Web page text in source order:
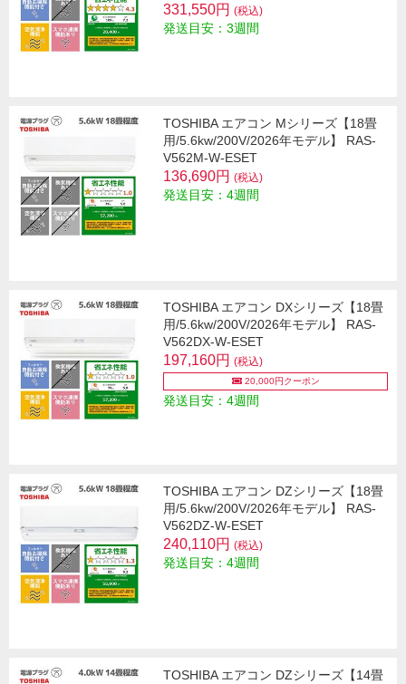
331,550円 (税込)
発送目安：3週間
TOSHIBA エアコン Mシリーズ【18畳
用/5.6kw/200V/2026年モデル】 RAS-
V562M-W-ESET
136,690円 (税込)
発送目安：4週間
TOSHIBA エアコン DXシリーズ【18畳
用/5.6kw/200V/2026年モデル】 RAS-
V562DX-W-ESET
197,160円 (税込)
20,000円クーポン
発送目安：4週間
TOSHIBA エアコン DZシリーズ【18畳
用/5.6kw/200V/2026年モデル】 RAS-
V562DZ-W-ESET
240,110円 (税込)
発送目安：4週間
TOSHIBA エアコン DZシリーズ【14畳